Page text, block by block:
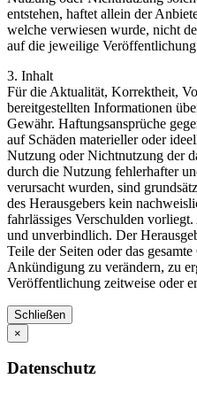
entstehen, haftet allein der
welche verwiesen wurde, nicht
auf die jeweilige
3. Inhalt
Für die Aktualität, Korrektheit,
bereitgestellten Informationen
Gewähr. Haftungsansprüche
auf Schäden materieller oder
Nutzung oder Nichtnutzung der
durch die Nutzung fehlerhafter
verursacht wurden, sind
des Herausgebers kein
fahrlässiges Verschulden
und unverbindlich. Der
Teile der Seiten oder das
Ankündigung zu verändern, zu
Veröffentlichung zeitweise oder
Schließen
×
Datenschutz